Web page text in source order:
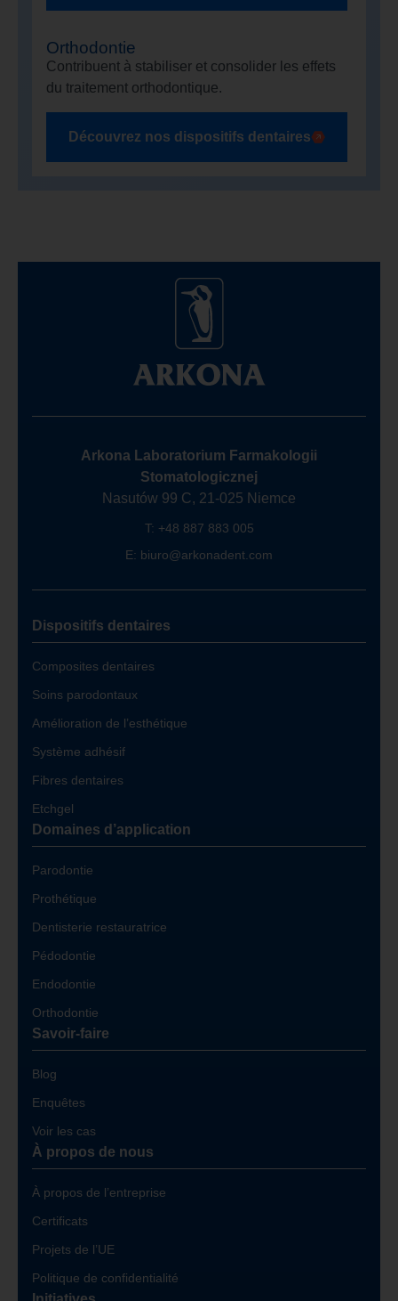
Orthodontie
Contribuent à stabiliser et consolider les effets
du traitement orthodontique.
Découvrez nos dispositifs dentaires
Arkona Laboratorium Farmakologii
Stomatologicznej
Nasutów 99 C, 21-025 Niemce
T: +48 887 883 005
E: biuro@arkonadent.com
Dispositifs dentaires
Composites dentaires
Soins parodontaux
Amélioration de l’esthétique
Système adhésif
Fibres dentaires
Etchgel
Domaines d’application
Parodontie
Prothétique
Dentisterie restauratrice
Pédodontie
Endodontie
Orthodontie
Savoir-faire
Blog
Enquêtes
Voir les cas
À propos de nous
À propos de l’entreprise
Certificats
Projets de l’UE
Politique de confidentialité